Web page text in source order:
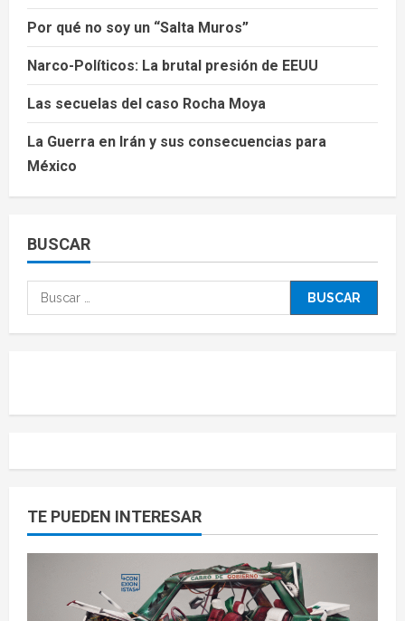
Por qué no soy un “Salta Muros”
Narco-Políticos: La brutal presión de EEUU
Las secuelas del caso Rocha Moya
La Guerra en Irán y sus consecuencias para
México
BUSCAR
TE PUEDEN INTERESAR